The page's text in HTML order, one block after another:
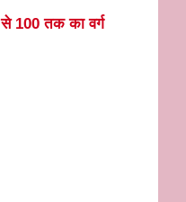
100 तक का वर्ग